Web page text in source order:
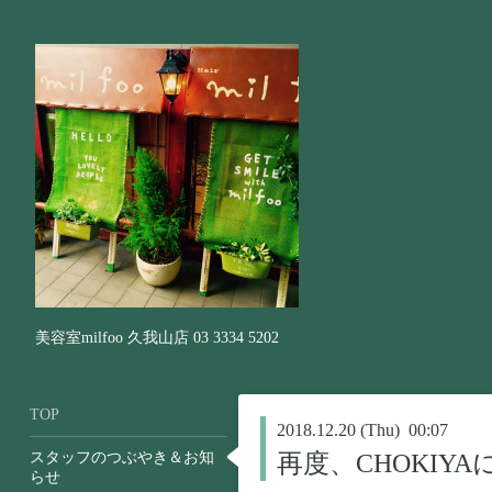
美容室milfoo 久我山店 03 3334 5202
2018.12.20 (Thu) 00:07
再度、CHOKIYA
TOP
スタッフのつぶやき＆お知
らせ